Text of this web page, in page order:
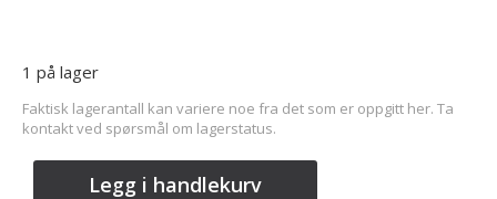
1 på lager
Faktisk lagerantall kan variere noe fra det som er oppgitt her. Ta
kontakt ved spørsmål om lagerstatus.
Legg i handlekurv